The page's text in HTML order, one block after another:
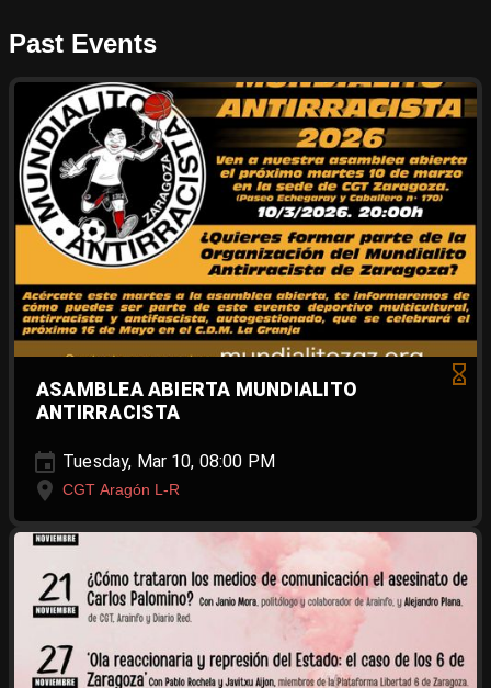
Past Events
ASAMBLEA ABIERTA MUNDIALITO
ANTIRRACISTA
Tuesday, Mar 10, 08:00 PM
CGT Aragón L-R